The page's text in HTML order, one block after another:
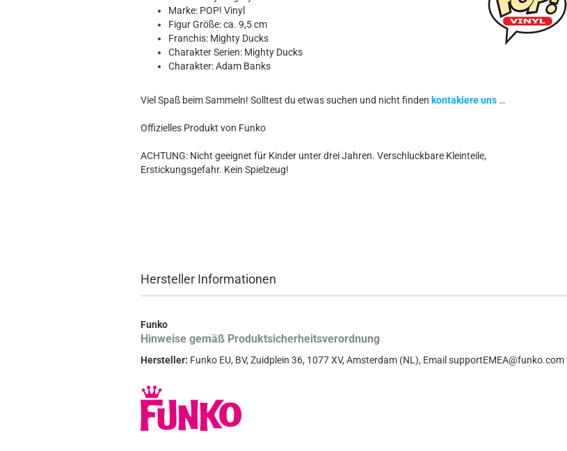
MARVEL
Movie
STAR WARS
Television
Marke: POP! Vinyl
Figur Größe: ca. 9,5 cm
Franchis: Mighty Ducks
Charakter Serien: Mighty Ducks
Charakter: Adam Banks
Viel Spaß beim Sammeln! Solltest du etwas suchen und nicht finden kontakiere uns …
Offizielles Produkt von Funko
ACHTUNG: Nicht geeignet für Kinder unter drei Jahren. Verschluckbare Kleinteile,
Erstickungsgefahr. Kein Spielzeug!
Hersteller Informationen
Funko
Hinweise gemäß Produktsicherheitsverordnung
Hersteller: Funko EU, BV, Zuidplein 36, 1077 XV, Amsterdam (NL), Email supportEMEA@funko.com